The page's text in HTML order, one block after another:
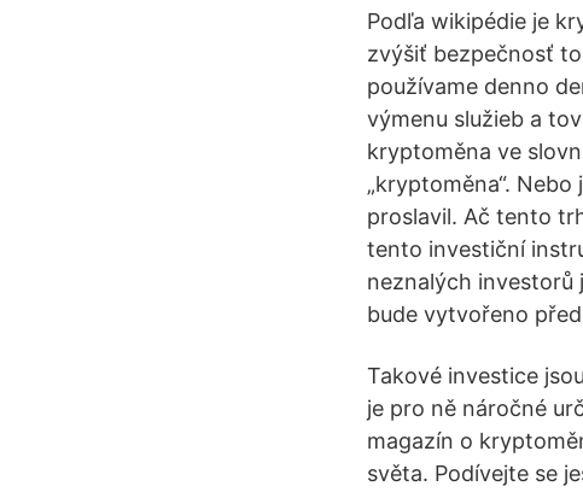
Podľa wikipédie je
zvýšiť bezpečnosť
používame denno
výmenu služieb a
kryptoměna ve
„kryptoměna“.
proslavil. Ač tento
tento investiční
neznalých investorů
bude vytvořeno
Takové investice
je pro ně náročné
magazín o
světa. Podívejte se